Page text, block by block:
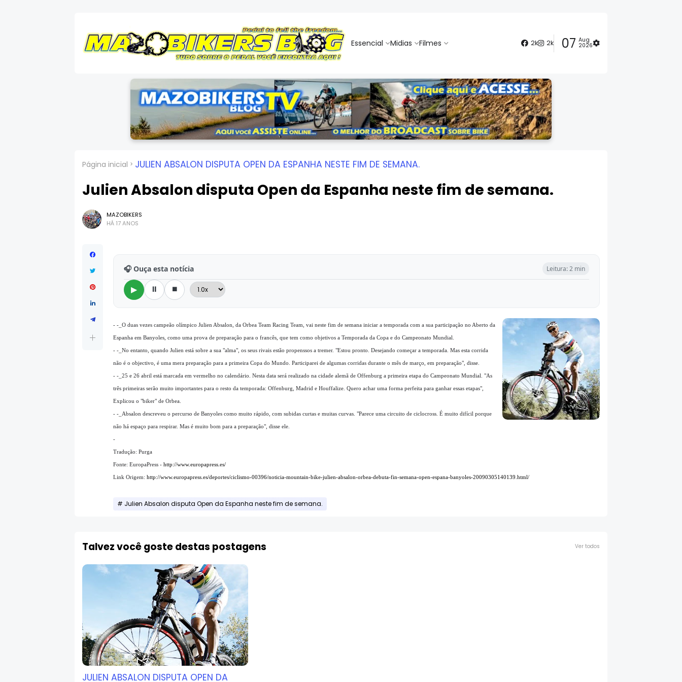
Essencial Midias Filmes 2k 2k 07 Aug
2026
Página inicial JULIEN ABSALON DISPUTA OPEN DA ESPANHA NESTE FIM DE SEMANA.
Julien Absalon disputa Open da Espanha neste fim de semana.
MAZOBIKERS
HÁ 17 ANOS
🎧 Ouça esta notícia Leitura: 2 min
▶ ⏸ ⏹
- -_O duas vezes campeão olímpico Julien Absalon, da Orbea Team Racing Team, vai neste fim de semana iniciar a temporada com a sua participação no Aberto da
Espanha em Banyoles, como uma prova de preparação para o francês, que tem como objetivos a Temporada da Copa e do Campeonato Mundial.
- -_No entanto, quando Julien está sobre a sua "alma", os seus rivais estão propenssos a tremer. "Estou pronto. Desejando começar a temporada. Mas esta corrida
não é o objectivo, é uma mera preparação para a primeira Copa do Mundo. Participarei de algumas corridas durante o mês de março, em preparação", disse.
- -_25 e 26 abril está marcada em vermelho no calendário. Nesta data será realizado na cidade alemã de Offenburg a primeira etapa do Campeonato Mundial. "As
três primeiras serão muito importantes para o resto da temporada: Offenburg, Madrid e Houffalize. Quero achar uma forma perfeita para ganhar essas etapas",
Explicou o "biker" de Orbea.
- -_Absalon descreveu o percurso de Banyoles como muito rápido, com subidas curtas e muitas curvas. "Parece uma circuito de ciclocross. É muito difícil porque
não há espaço para respirar. Mas é muito bom para a preparação", disse ele.
-
Tradução: Purga
Fonte: EuropaPress - http://www.europapress.es/
Link Origem: http://www.europapress.es/deportes/ciclismo-00396/noticia-mountain-bike-julien-absalon-orbea-debuta-fin-semana-open-espana-banyoles-20090305140139.html/
Julien Absalon disputa Open da Espanha neste fim de semana.
Talvez você goste destas postagens Ver todos
JULIEN ABSALON DISPUTA OPEN DA